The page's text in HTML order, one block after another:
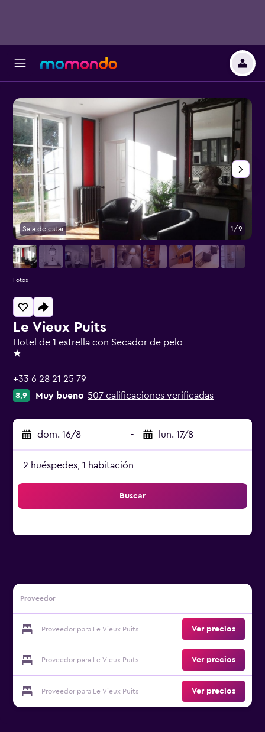
Le Vieux Puits
Hotel de 1 estrella con Secador de pelo
1 estrella
+33 6 28 21 25 79
8,9 Muy bueno 507 calificaciones verificadas
dom. 16/8 - lun. 17/8
2 huéspedes, 1 habitación
Buscar
Proveedor
Proveedor para Le Vieux Puits Ver precios
Proveedor para Le Vieux Puits Ver precios
Proveedor para Le Vieux Puits Ver precios
Sala de estar 1/9
Fotos